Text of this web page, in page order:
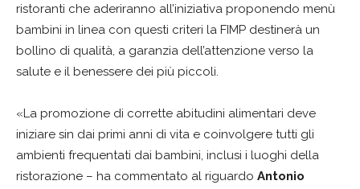
ristoranti che aderiranno all’iniziativa proponendo menù
bambini in linea con questi criteri la FIMP destinerà un
bollino di qualità, a garanzia dell’attenzione verso la
salute e il benessere dei più piccoli.
«La promozione di corrette abitudini alimentari deve
iniziare sin dai primi anni di vita e coinvolgere tutti gli
ambienti frequentati dai bambini, inclusi i luoghi della
ristorazione – ha commentato al riguardo Antonio